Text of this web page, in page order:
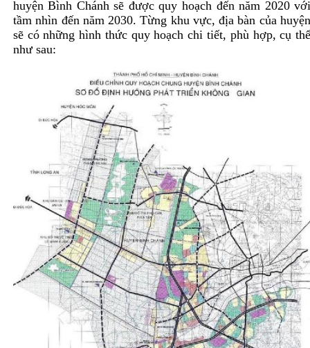
huyện Bình Chánh sẽ được quy hoạch đến năm 2020
tầm nhìn đến năm 2030. Từng khu vực, địa bàn của
sẽ có những hình thức quy hoạch chi tiết, phù hợp, cụ
như sau: